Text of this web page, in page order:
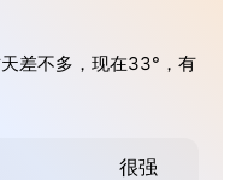
差不多，现在33°，有
很强